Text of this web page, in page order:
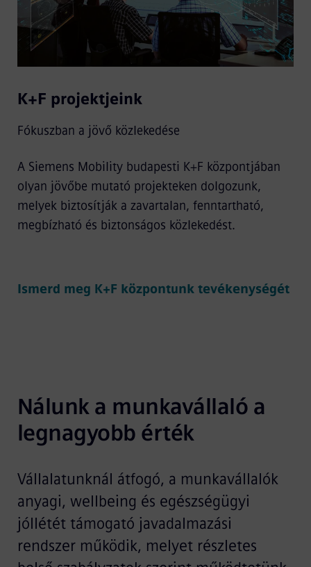
K+F projektjeink
Fókuszban a jövő közlekedése
A Siemens Mobility budapesti K+F központjában
olyan jövőbe mutató projekteken dolgozunk,
melyek biztosítják a zavartalan, fenntartható,
megbízható és biztonságos közlekedést.
Ismerd meg K+F központunk tevékenységét
Nálunk a munkavállaló a
legnagyobb érték
Vállalatunknál átfogó, a munkavállalók
anyagi, wellbeing és egészségügyi
jóllétét támogató javadalmazási
rendszer működik, melyet részletes